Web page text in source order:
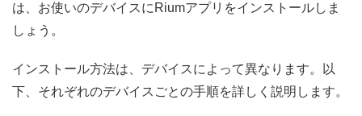
は、お使いのデバイスにRiumアプリをインストールしま
しょう。
インストール方法は、デバイスによって異なります。以
下、それぞれのデバイスごとの手順を詳しく説明します。